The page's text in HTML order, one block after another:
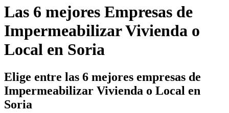
Las 6 mejores Empresas de
Impermeabilizar Vivienda o
Local en Soria
Elige entre las 6 mejores empresas de
Impermeabilizar Vivienda o Local en
Soria